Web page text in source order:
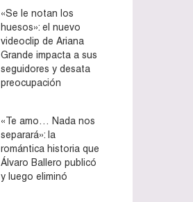
«Se le notan los
huesos»: el nuevo
videoclip de Ariana
Grande impacta a sus
seguidores y desata
preocupación
«Te amo… Nada nos
separará»: la
romántica historia que
Álvaro Ballero publicó
y luego eliminó